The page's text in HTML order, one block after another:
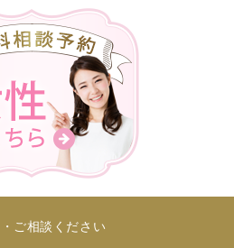
ご相談ください